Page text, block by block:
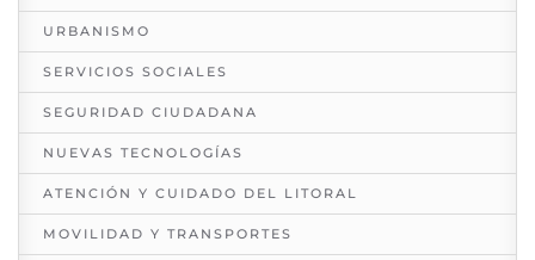
URBANISMO
SERVICIOS SOCIALES
SEGURIDAD CIUDADANA
NUEVAS TECNOLOGÍAS
ATENCIÓN Y CUIDADO DEL LITORAL
MOVILIDAD Y TRANSPORTES